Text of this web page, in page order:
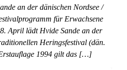
an der dänischen Nordsee /
für Erwachsene
April lädt Hvide Sande an der
Heringsfestival (dän.
1994 gilt das […]